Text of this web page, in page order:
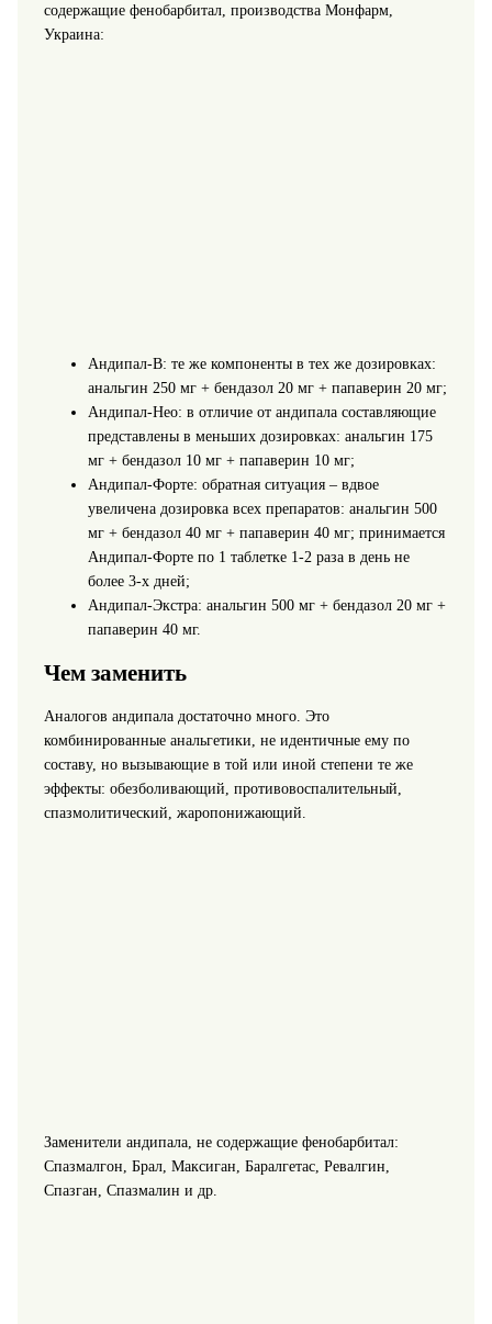
содержащие фенобарбитал, производства Монфарм,
Украина:
Андипал-В: те же компоненты в тех же дозировках:
анальгин 250 мг + бендазол 20 мг + папаверин 20 мг;
Андипал-Нео: в отличие от андипала составляющие
представлены в меньших дозировках: анальгин 175
мг + бендазол 10 мг + папаверин 10 мг;
Андипал-Форте: обратная ситуация – вдвое
увеличена дозировка всех препаратов: анальгин 500
мг + бендазол 40 мг + папаверин 40 мг; принимается
Андипал-Форте по 1 таблетке 1-2 раза в день не
более 3-х дней;
Андипал-Экстра: анальгин 500 мг + бендазол 20 мг +
папаверин 40 мг.
Чем заменить
Аналогов андипала достаточно много. Это
комбинированные анальгетики, не идентичные ему по
составу, но вызывающие в той или иной степени те же
эффекты: обезболивающий, противовоспалительный,
спазмолитический, жаропонижающий.
Заменители андипала, не содержащие фенобарбитал:
Спазмалгон, Брал, Максиган, Баралгетас, Ревалгин,
Спазган, Спазмалин и др.